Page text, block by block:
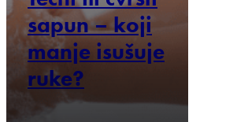
sapun – koji
manje isušuje
ruke?